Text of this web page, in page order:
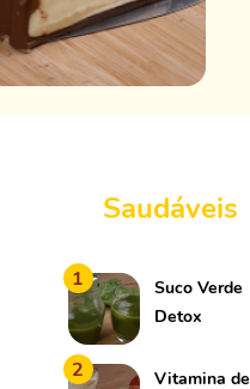
Saudáveis
1
Suco Verde
Detox
2 Vitamina de